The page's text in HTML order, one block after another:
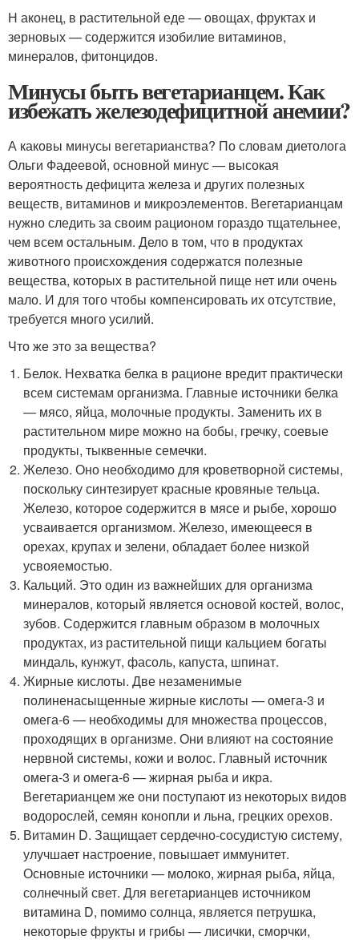
Н аконец, в растительной еде — овощах, фруктах и
зерновых — содержится изобилие витаминов,
минералов, фитонцидов.
Минусы быть вегетарианцем. Как
избежать железодефицитной анемии?
А каковы минусы вегетарианства? По словам диетолога
Ольги Фадеевой, основной минус — высокая
вероятность дефицита железа и других полезных
веществ, витаминов и микроэлементов. Вегетарианцам
нужно следить за своим рационом гораздо тщательнее,
чем всем остальным. Дело в том, что в продуктах
животного происхождения содержатся полезные
вещества, которых в растительной пище нет или очень
мало. И для того чтобы компенсировать их отсутствие,
требуется много усилий.
Что же это за вещества?
Белок. Нехватка белка в рационе вредит практически
всем системам организма. Главные источники белка
— мясо, яйца, молочные продукты. Заменить их в
растительном мире можно на бобы, гречку, соевые
продукты, тыквенные семечки.
Железо. Оно необходимо для кроветворной системы,
поскольку синтезирует красные кровяные тельца.
Железо, которое содержится в мясе и рыбе, хорошо
усваивается организмом. Железо, имеющееся в
орехах, крупах и зелени, обладает более низкой
усвояемостью.
Кальций. Это один из важнейших для организма
минералов, который является основой костей, волос,
зубов. Содержится главным образом в молочных
продуктах, из растительной пищи кальцием богаты
миндаль, кунжут, фасоль, капуста, шпинат.
Жирные кислоты. Две незаменимые
полиненасыщенные жирные кислоты — омега-3 и
омега-6 — необходимы для множества процессов,
проходящих в организме. Они влияют на состояние
нервной системы, кожи и волос. Главный источник
омега-3 и омега-6 — жирная рыба и икра.
Вегетарианцем же они поступают из некоторых видов
водорослей, семян конопли и льна, грецких орехов.
Витамин D. Защищает сердечно-сосудистую систему,
улучшает настроение, повышает иммунитет.
Основные источники — молоко, жирная рыба, яйца,
солнечный свет. Для вегетарианцев источником
витамина D, помимо солнца, является петрушка,
некоторые фрукты и грибы — лисички, сморчки,